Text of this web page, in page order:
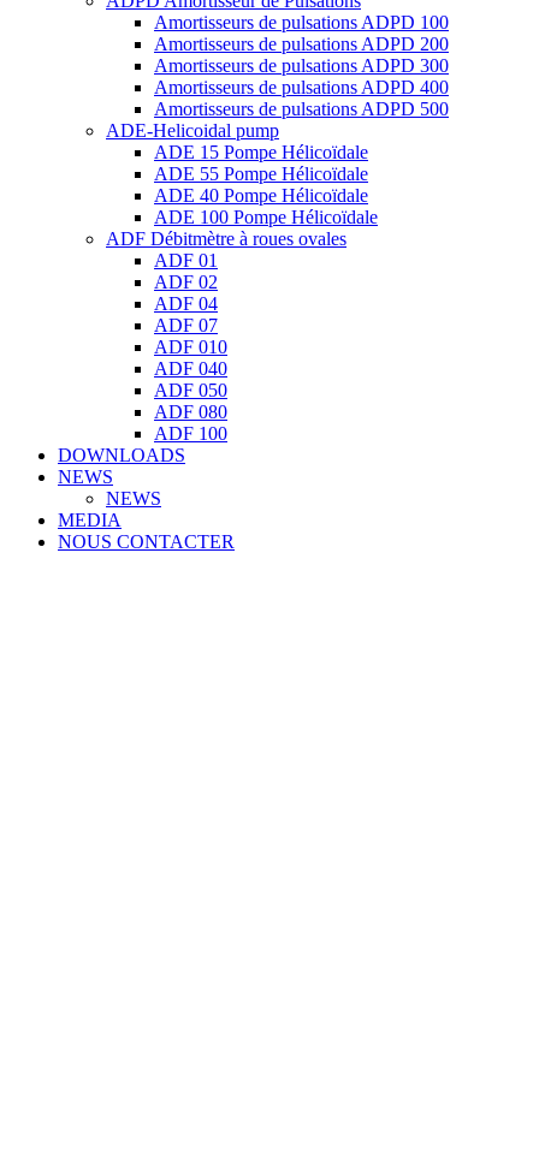
Amortisseurs de pulsations ADPD 100
Amortisseurs de pulsations ADPD 200
Amortisseurs de pulsations ADPD 300
Amortisseurs de pulsations ADPD 400
Amortisseurs de pulsations ADPD 500
ADE-Helicoidal pump
ADE 15 Pompe Ηélicoïdale
ADE 55 Pompe Ηélicoïdale
ADE 40 Pompe Ηélicoïdale
ADE 100 Pompe Ηélicoïdale
ADF Débitmètre à roues ovales
ADF 01
ADF 02
ADF 04
ADF 07
ADF 010
ADF 040
ADF 050
ADF 080
ADF 100
DOWNLOADS
NEWS
NEWS
MEDIA
NOUS CONTACTER